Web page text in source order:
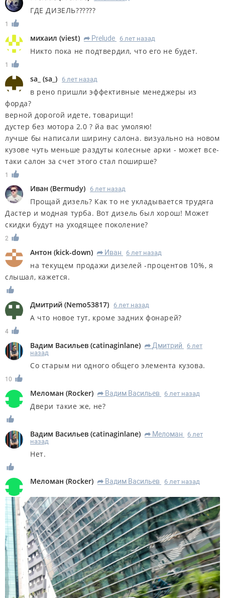
ГДЕ ДИЗЕЛЬ??????
1
михаил (viest) R Prelude 6 лет назад
Никто пока не подтвердил, что его не будет.
1
sa_ (sa_ ) 6 лет назад
в рено пришли эффективные менеджеры из
форда?
верной дорогой идете, товарищи!
дустер без мотора 2.0 ? йа вас умоляю!
лучше бы написали ширину салона. визуально на новом
кузове чуть меньше раздуты колесные арки - может все-
таки салон за счет этого стал поширше?
1
Иван (Bermudy) 6 лет назад
Прощай дизель? Как то не укладывается трудяга
Дастер и модная турба. Вот дизель был хорош! Может
скидки будут на уходящее поколение?
2
Антон (kick-down) R Иван 6 лет назад
на текущем продажи дизелей -процентов 10%, я
слышал, кажется.
Дмитрий (Nemo53817) 6 лет назад
А что новое тут, кроме задних фонарей?
4
Вадим Васильев (catinaginlane) R Дмитрий
6 лет
назад
Со старым ни одного общего элемента кузова.
10
Меломан (Rocker) R Вадим Васильев 6 лет назад
Двери такие же, не?
Вадим Васильев (catinaginlane) R Меломан
6 лет
назад
Нет.
Меломан (Rocker) R Вадим Васильев 6 лет назад